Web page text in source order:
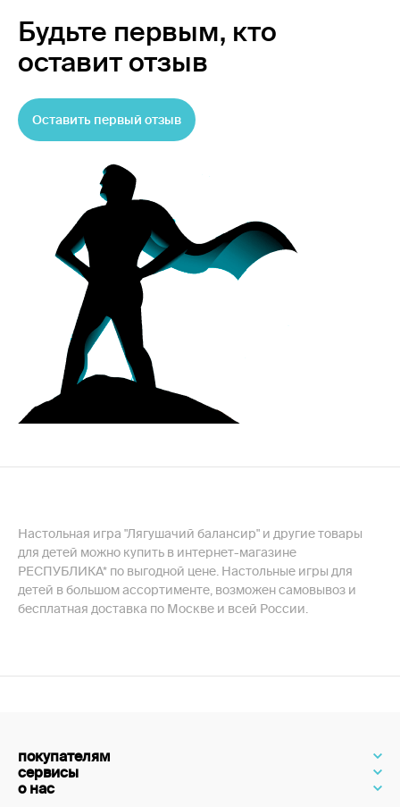
Будьте первым, кто
оставит отзыв
Оставить первый отзыв
Настольная игра "Лягушачий балансир" и другие товары
для детей можно купить в интернет-магазине
РЕСПУБЛИКА* по выгодной цене. Настольные игры для
детей в большом ассортименте, возможен самовывоз и
бесплатная доставка по Москве и всей России.
покупателям
сервисы
о нас